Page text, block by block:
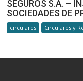
SEGUROS S.A. –
SOCIEDADES DE
circulares Circulares y